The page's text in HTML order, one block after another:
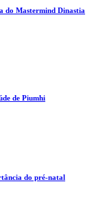
do Mastermind Dinastia
de Piumhi
do pré-natal